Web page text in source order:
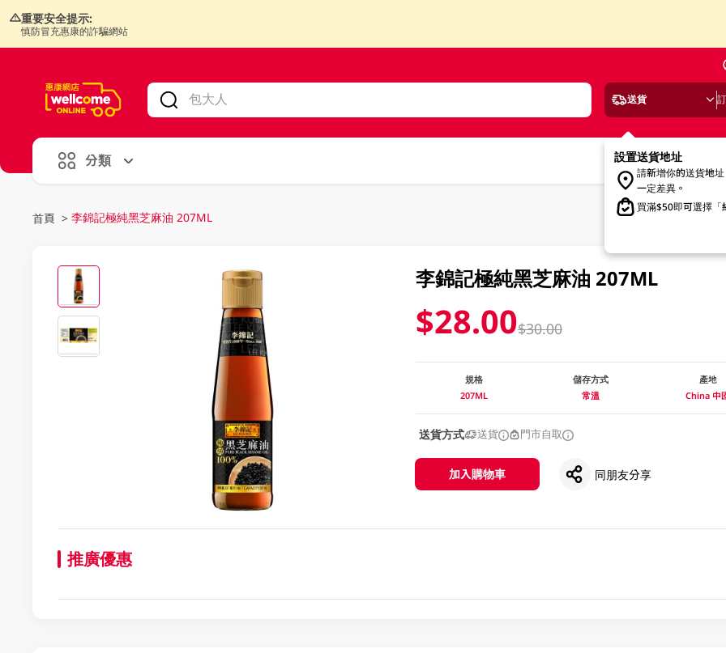
重要安全提示:
慎防冒充惠康的詐騙網站
送貨
設置送貨地址
請新增你的送貨地
一定差異。
買滿$50即可選擇「
分類
首頁 > 李錦記極純黑芝麻油 207ML
李錦記極純黑芝麻油 207ML
$28.00$30.00
規格
207ML
儲存方式
常溫
產地
China 中
送貨方式 送貨 門市自取
加入購物車 同朋友分享
推廣優惠